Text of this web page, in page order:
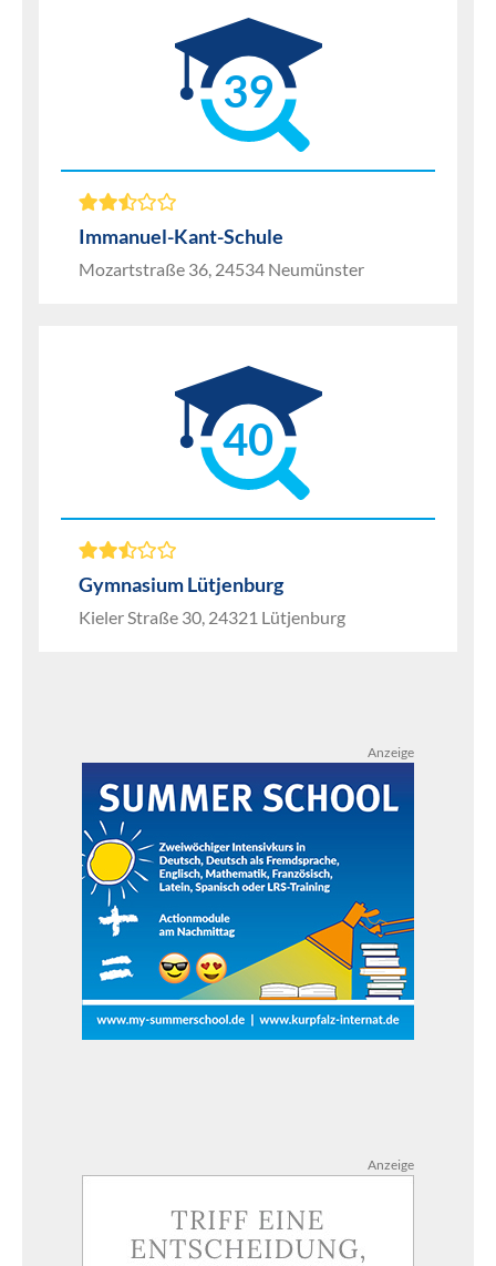
39
Immanuel-Kant-Schule
Mozartstraße 36, 24534 Neumünster
40
Gymnasium Lütjenburg
Kieler Straße 30, 24321 Lütjenburg
Anzeige
Anzeige